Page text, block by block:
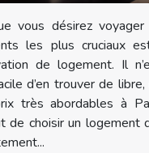
vous désirez
les plus cruciaux
de logement. Il
d’en trouver de
très abordables à
de choisir un logement